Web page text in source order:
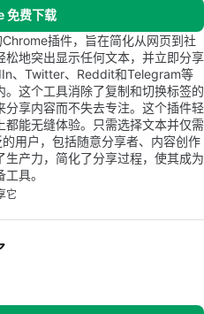
免费下载
插件，旨在简化从网页到社
地突出显示任何文本，并立即分享
、Twitter、Reddit和Telegram等
这个工具消除了复制和切换标签的
享内容而不失去专注。这个插件轻
能无缝体验。只需选择文本并仅需
用户，包括随意分享者、内容创作
产力，简化了分享过程，使其成为
具。
它